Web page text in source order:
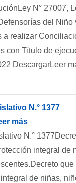
N° 27007,
del Niño
a realizar
con Título de
DescargarLeer
N.° 1377
más
N.°
integral de
que
de niñas,